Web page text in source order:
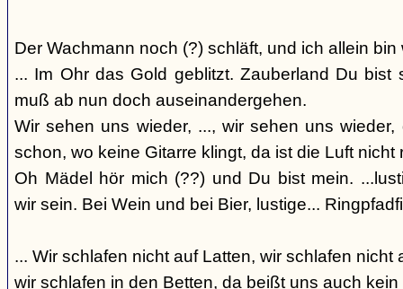
Der Wachmann noch (?) schläft, und ich allein bin
... Im Ohr das Gold geblitzt. Zauberland Du bist
muß ab nun doch auseinandergehen.
Wir sehen uns wieder, ..., wir sehen uns
schon, wo keine Gitarre klingt, da ist die Luft nicht
Oh Mädel hör mich (??) und Du bist mein.
wir sein. Bei Wein und bei Bier, lustige...
... Wir schlafen nicht auf Latten, wir schlafen nicht
wir schlafen in den Betten, da beißt uns auch kein